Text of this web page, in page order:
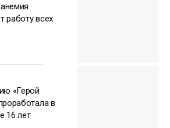
работу всех
«Герой
в
16 лет